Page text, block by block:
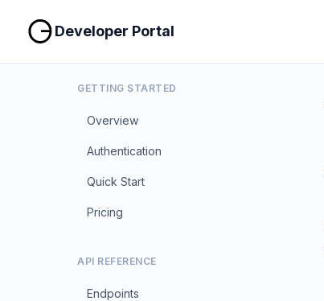
Developer Portal
GETTING STARTED
Overview
Authentication
Quick Start
Pricing
API REFERENCE
Endpoints